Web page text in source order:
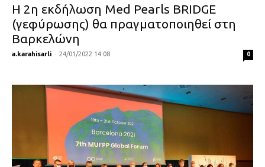
Η 2η εκδήλωση Med Pearls BRIDGE
(γεφύρωσης) θα πραγματοποιηθεί στη
Βαρκελώνη
a.karahisarli - 24/01/2022 14:08 0